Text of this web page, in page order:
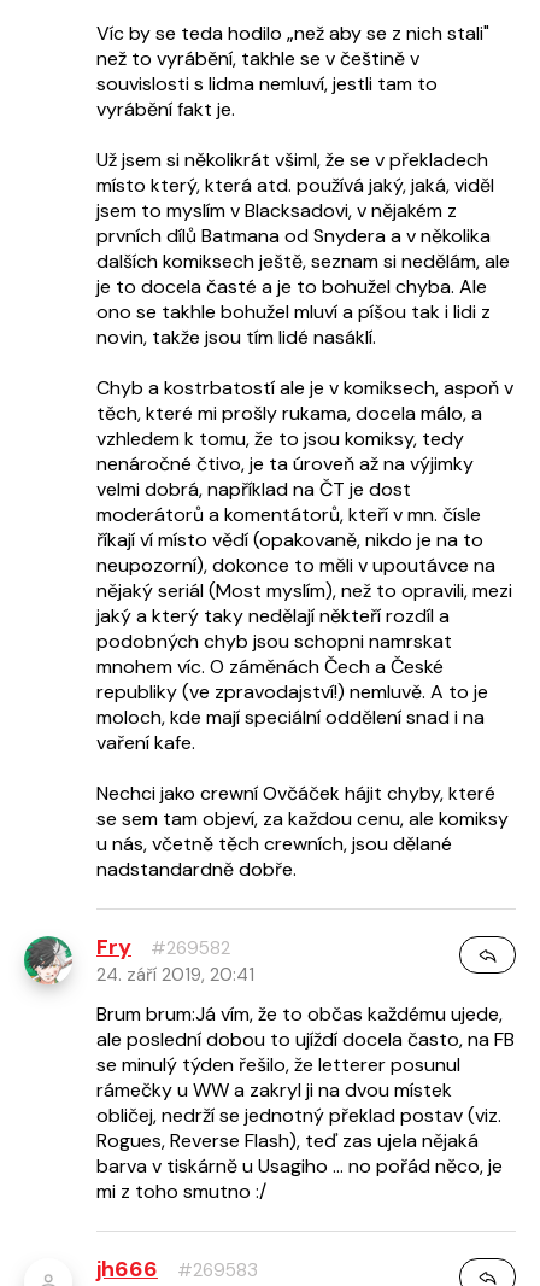
Víc by se teda hodilo „než aby se z nich stali"
než to vyrábění, takhle se v češtině v
souvislosti s lidma nemluví, jestli tam to
vyrábění fakt je.
Už jsem si několikrát všiml, že se v překladech
místo který, která atd. používá jaký, jaká, viděl
jsem to myslím v Blacksadovi, v nějakém z
prvních dílů Batmana od Snydera a v několika
dalších komiksech ještě, seznam si nedělám, ale
je to docela časté a je to bohužel chyba. Ale
ono se takhle bohužel mluví a píšou tak i lidi z
novin, takže jsou tím lidé nasáklí.
Chyb a kostrbatostí ale je v komiksech, aspoň v
těch, které mi prošly rukama, docela málo, a
vzhledem k tomu, že to jsou komiksy, tedy
nenáročné čtivo, je ta úroveň až na výjimky
velmi dobrá, například na ČT je dost
moderátorů a komentátorů, kteří v mn. čísle
říkají ví místo vědí (opakovaně, nikdo je na to
neupozorní), dokonce to měli v upoutávce na
nějaký seriál (Most myslím), než to opravili, mezi
jaký a který taky nedělají někteří rozdíl a
podobných chyb jsou schopni namrskat
mnohem víc. O záměnách Čech a České
republiky (ve zpravodajství!) nemluvě. A to je
moloch, kde mají speciální oddělení snad i na
vaření kafe.
Nechci jako crewní Ovčáček hájit chyby, které
se sem tam objeví, za každou cenu, ale komiksy
u nás, včetně těch crewních, jsou dělané
nadstandardně dobře.
Fry
#269582
24. září 2019, 20:41
Brum brum:Já vím, že to občas každému ujede,
ale poslední dobou to ujíždí docela často, na FB
se minulý týden řešilo, že letterer posunul
rámečky u WW a zakryl ji na dvou místek
obličej, nedrží se jednotný překlad postav (viz.
Rogues, Reverse Flash), teď zas ujela nějaká
barva v tiskárně u Usagiho ... no pořád něco, je
mi z toho smutno :/
jh666
#269583